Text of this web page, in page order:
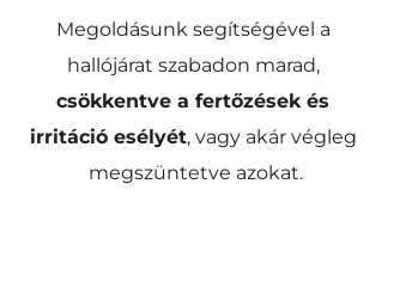
Megoldásunk segítségével a
hallójárat szabadon marad,
csökkentve a fertőzések és
irritáció esélyét, vagy akár végleg
megszüntetve azokat.